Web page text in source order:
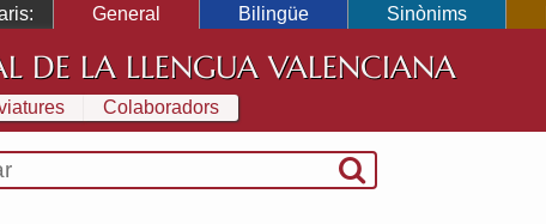
General Bilingüe Sinònims
DE LA LLENGUA VALENCIANA
Colaboradors